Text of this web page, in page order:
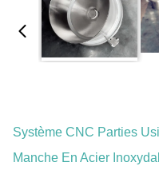
Système CNC Parties
Manche En Acier